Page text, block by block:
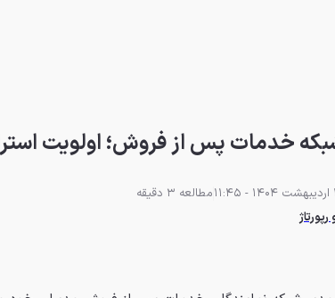
خدمات پس از فروش؛ اولویت
مطالعه 3 دقیقه